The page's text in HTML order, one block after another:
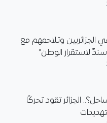
الجزائريين وتلاحمهم مع
لاستقرار الوطن”
الجزائر تقود تحركًا